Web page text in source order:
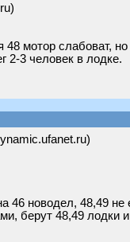
мотор слабоват,
2-3 человек в лодке.
46 новодел, 48,49 не
берут 48,49 лодки